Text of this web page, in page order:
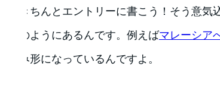
。きちんとエントリーに書こう！そう意気
山のようにあるんです。例えばマレーシア
のみ形になっているんですよ。